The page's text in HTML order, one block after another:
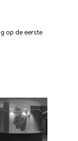
op de eerste